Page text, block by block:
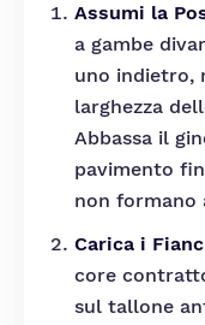
Assumi la
a gambe
uno indietro,
larghezza
Abbassa il
pavimento
non formano
Carica i
core
sul tallone